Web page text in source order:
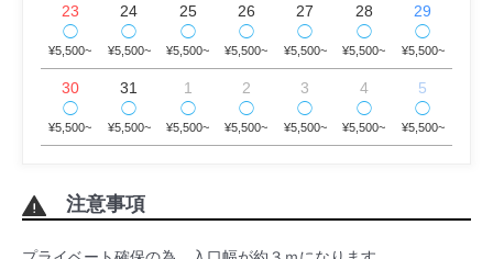
23
◯
¥5,500~
24
◯
¥5,500~
25
◯
¥5,500~
26
◯
¥5,500~
27
◯
¥5,500~
28
◯
¥5,500~
29
◯
¥5,500~
30
◯
¥5,500~
31
◯
¥5,500~
1
◯
¥5,500~
2
◯
¥5,500~
3
◯
¥5,500~
4
◯
¥5,500~
5
◯
¥5,500~
注意事項